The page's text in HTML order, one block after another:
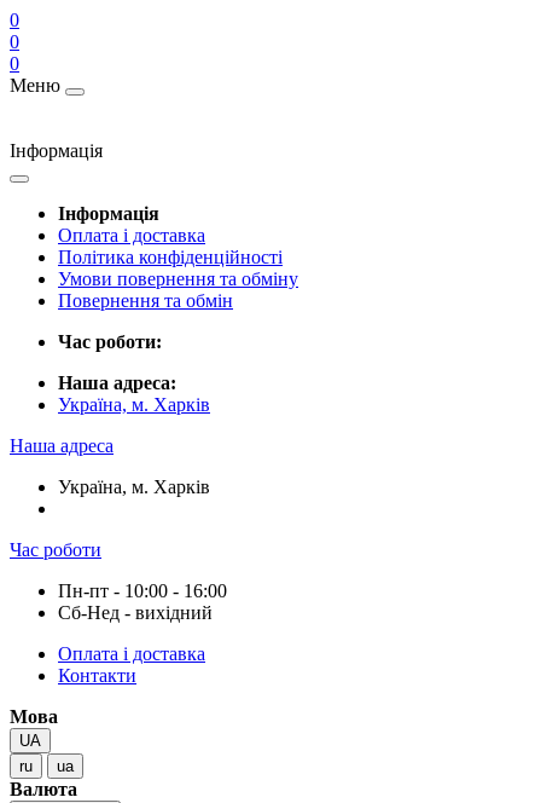
0
0
0
Меню
Інформація
Інформація
Оплата і доставка
Політика конфіденційності
Умови повернення та обміну
Повернення та обмін
Час роботи:
Наша адреса:
Україна, м. Харків
Наша адреса
Україна, м. Харків
Час роботи
Пн-пт - 10:00 - 16:00
Сб-Нед - вихідний
Оплата і доставка
Контакти
Мова
UA
ru
ua
Валюта